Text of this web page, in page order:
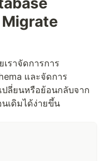
ราจัดการการ
และจัดการ
ปลี่ยนหรือย้อนกลับจาก
เดิมได้ง่ายขึ้น